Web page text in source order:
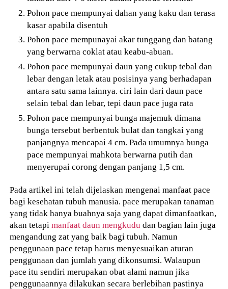
Pohon pace mempunyai dahan yang kaku dan terasa
kasar apabila disentuh
Pohon pace mempunayai akar tunggang dan batang
yang berwarna coklat atau keabu-abuan.
Pohon pace mempunyai daun yang cukup tebal dan
lebar dengan letak atau posisinya yang berhadapan
antara satu sama lainnya. ciri lain dari daun pace
selain tebal dan lebar, tepi daun pace juga rata
Pohon pace mempunyai bunga majemuk dimana
bunga tersebut berbentuk bulat dan tangkai yang
panjangnya mencapai 4 cm. Pada umumnya bunga
pace mempunyai mahkota berwarna putih dan
menyerupai corong dengan panjang 1,5 cm.
Pada artikel ini telah dijelaskan mengenai manfaat pace
bagi kesehatan tubuh manusia. pace merupakan tanaman
yang tidak hanya buahnya saja yang dapat dimanfaatkan,
akan tetapimanfaat daun mengkudu dan bagian lain juga
mengandung zat yang baik bagi tubuh. Namun
penggunaan pace tetap harus menyesuaikan aturan
penggunaan dan jumlah yang dikonsumsi. Walaupun
pace itu sendiri merupakan obat alami namun jika
penggunaannya dilakukan secara berlebihan pastinya